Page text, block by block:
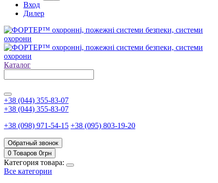
Вход
Дилер
Каталог
+38 (044) 355-83-07
+38 (044) 355-83-07
+38 (098) 971-54-15 +38 (095) 803-19-20
Обратный звонок
0 Товаров 0грн
Категория товара:
Все категории